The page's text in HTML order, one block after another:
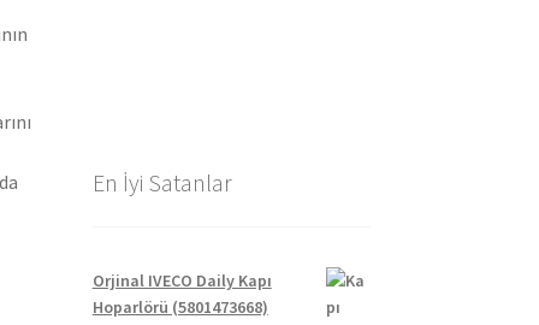
En İyi Satanlar
Orjinal IVECO Daily Kapı
Hoparlörü (5801473668)